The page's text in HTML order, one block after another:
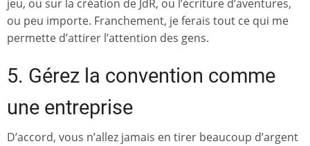
jeu, ou sur la création de JdR, ou l’écriture d’aventures,
ou peu importe. Franchement, je ferais tout ce qui me
permette d’attirer l’attention des gens.
5. Gérez la convention comme
une entreprise
D’accord, vous n’allez jamais en tirer beaucoup d’argent